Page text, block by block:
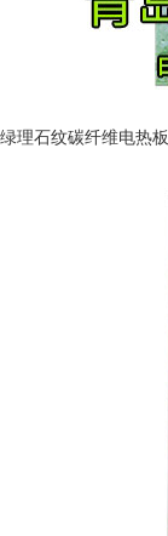
绿理石纹碳纤维电热板